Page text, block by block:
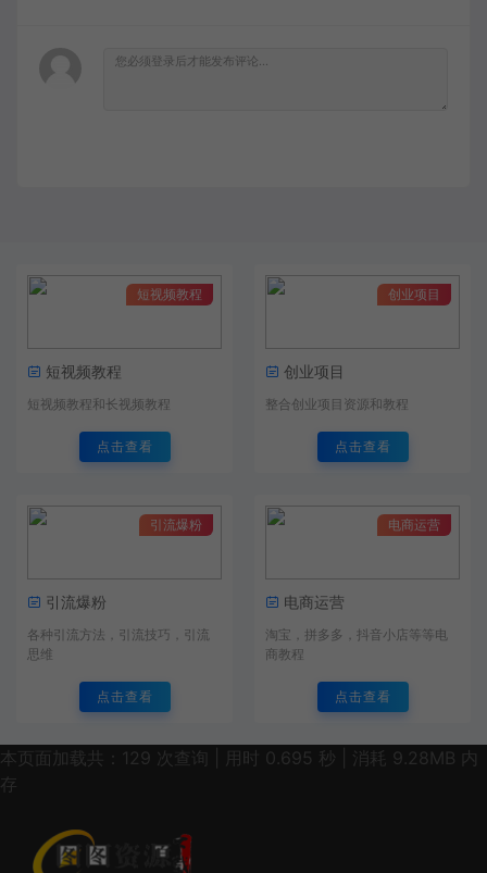
短视频教程
短视频教程
短视频教程和长视频教程
点击查看
创业项目
创业项目
整合创业项目资源和教程
点击查看
引流爆粉
引流爆粉
各种引流方法，引流技巧，引流
思维
点击查看
电商运营
电商运营
淘宝，拼多多，抖音小店等等电
商教程
点击查看
本页面加载共：129 次查询 | 用时 0.695 秒 | 消耗 9.28MB 内
存